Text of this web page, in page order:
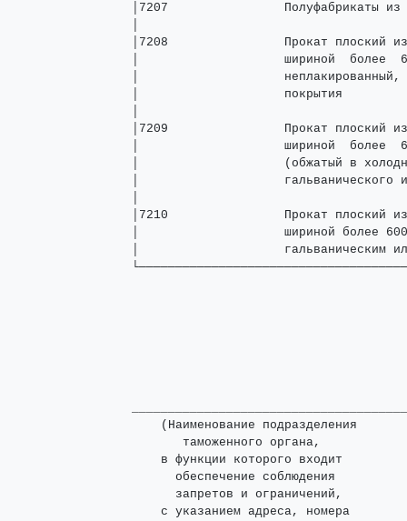
(Наименование подразделения
таможенного органа,
в функции которого входит
обеспечение соблюдения
запретов и ограничений,
с указанием адреса, номера